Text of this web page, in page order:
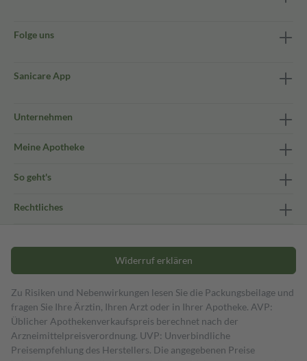
Folge uns
Sanicare App
Unternehmen
Meine Apotheke
So geht's
Rechtliches
Widerruf erklären
Zu Risiken und Nebenwirkungen lesen Sie die Packungsbeilage und
fragen Sie Ihre Ärztin, Ihren Arzt oder in Ihrer Apotheke. AVP:
Üblicher Apothekenverkaufspreis berechnet nach der
Arzneimittelpreisverordnung. UVP: Unverbindliche
Preisempfehlung des Herstellers. Die angegebenen Preise